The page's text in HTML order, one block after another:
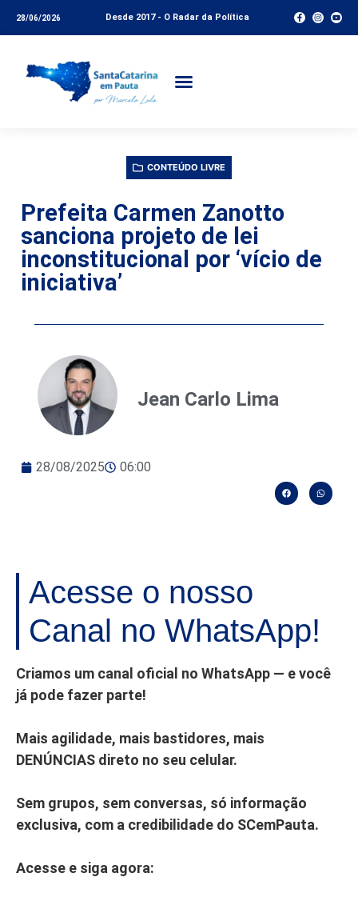
28/06/2026 Desde 2017 - O Radar da Política
CONTEÚDO LIVRE
Prefeita Carmen Zanotto
sanciona projeto de lei
inconstitucional por ‘vício de
iniciativa’
Jean Carlo Lima
28/08/2025 06:00
Acesse o nosso
Canal no WhatsApp!
Criamos um canal oficial no WhatsApp — e você
já pode fazer parte!
Mais agilidade, mais bastidores, mais
DENÚNCIAS direto no seu celular.
Sem grupos, sem conversas, só informação
exclusiva, com a credibilidade do SCemPauta.
Acesse e siga agora: